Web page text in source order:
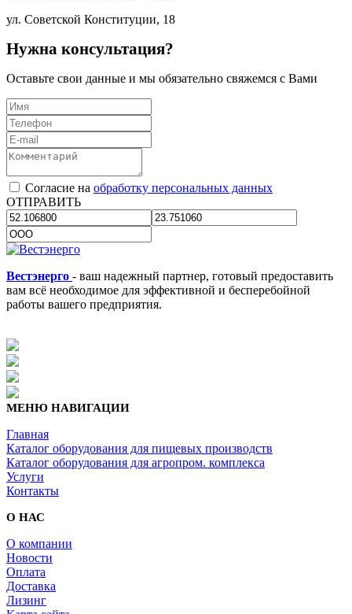
ул. Советской Конституции, 18
Нужна консультация?
Оставьте свои данные и мы обязательно свяжемся с Вами
Согласие на обработку персональных данных
ОТПРАВИТЬ
Вестэнерго - ваш надежный партнер, готовый предоставить
вам всё необходимое для эффективной и бесперебойной
работы вашего предприятия.
МЕНЮ НАВИГАЦИИ
Главная
Каталог оборудования для пищевых производств
Каталог оборудования для агропром. комплекса
Услуги
Контакты
О НАС
О компании
Новости
Оплата
Доставка
Лизинг